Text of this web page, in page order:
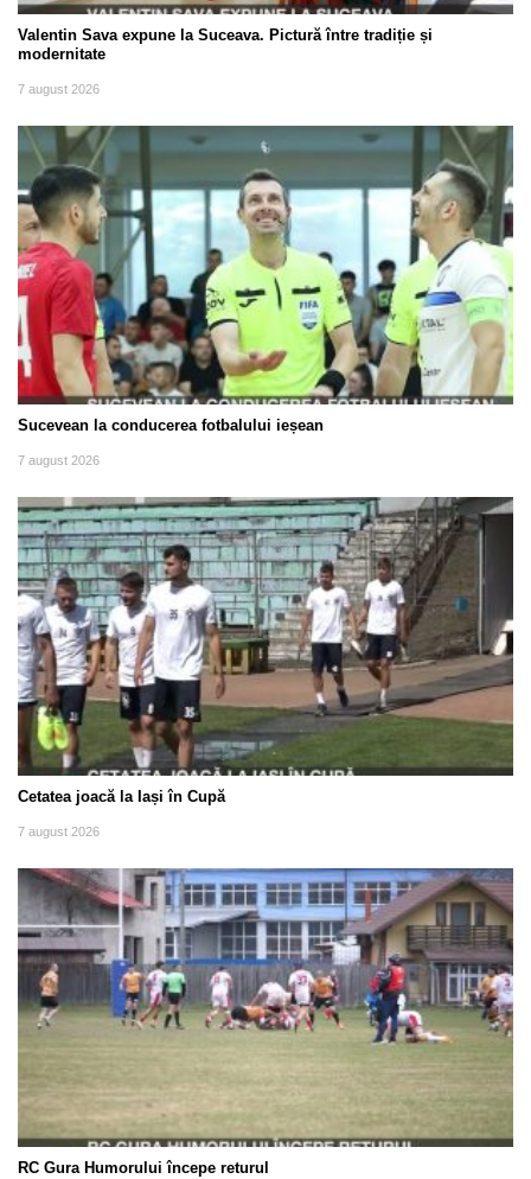
Valentin Sava expune la Suceava. Pictură între tradiție și
modernitate
7 august 2026
Sucevean la conducerea fotbalului ieșean
7 august 2026
Cetatea joacă la Iași în Cupă
7 august 2026
RC Gura Humorului începe returul